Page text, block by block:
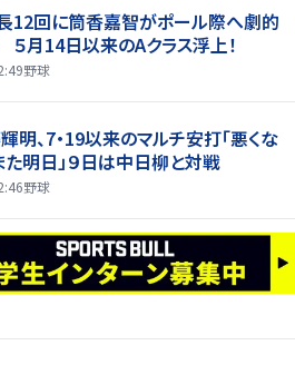
長12回に筒香嘉智がポール際へ劇的
月14日以来のAクラス浮上！
野球
輝明、7・19以来のマルチ安打「悪くな
た明日」９日は中日柳と対戦
野球